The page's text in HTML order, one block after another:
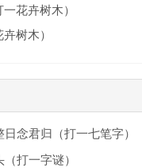
花卉树木）
树木）
念君归（打一七笔字）
打一字谜）